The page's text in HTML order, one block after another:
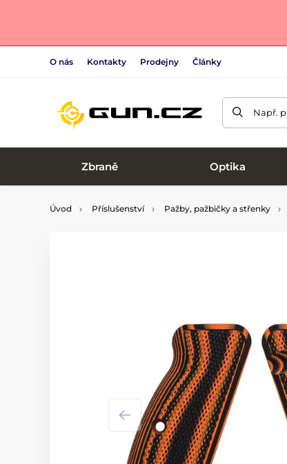
O nás Kontakty Prodejny Články
Např.
Zbraně Optika
Úvod Příslušenství Pažby, pažbičky a střenky